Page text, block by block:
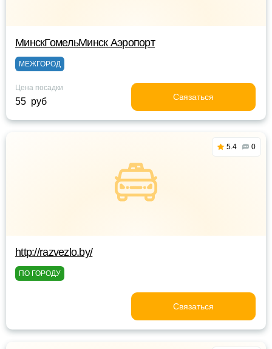
МинскГомельМинск Аэропорт
МЕЖГОРОД
Цена посадки
55 руб Связаться
5.4 0
http://razvezlo.by/
ПО ГОРОДУ
Связаться